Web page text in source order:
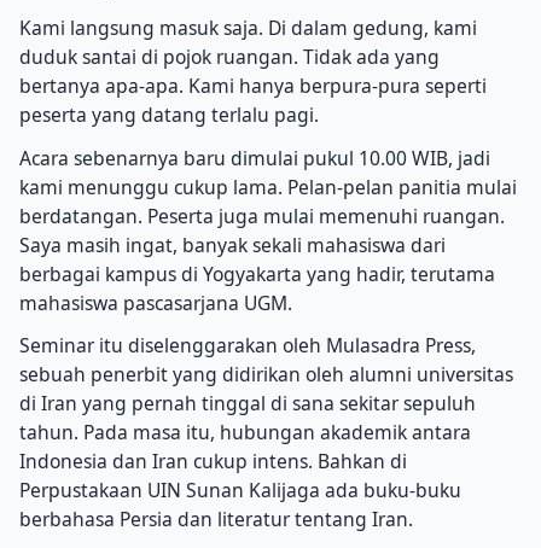
Kami langsung masuk saja. Di dalam gedung, kami
duduk santai di pojok ruangan. Tidak ada yang
bertanya apa-apa. Kami hanya berpura-pura seperti
peserta yang datang terlalu pagi.
Acara sebenarnya baru dimulai pukul 10.00 WIB, jadi
kami menunggu cukup lama. Pelan-pelan panitia mulai
berdatangan. Peserta juga mulai memenuhi ruangan.
Saya masih ingat, banyak sekali mahasiswa dari
berbagai kampus di Yogyakarta yang hadir, terutama
mahasiswa pascasarjana UGM.
Seminar itu diselenggarakan oleh Mulasadra Press,
sebuah penerbit yang didirikan oleh alumni universitas
di Iran yang pernah tinggal di sana sekitar sepuluh
tahun. Pada masa itu, hubungan akademik antara
Indonesia dan Iran cukup intens. Bahkan di
Perpustakaan UIN Sunan Kalijaga ada buku-buku
berbahasa Persia dan literatur tentang Iran.